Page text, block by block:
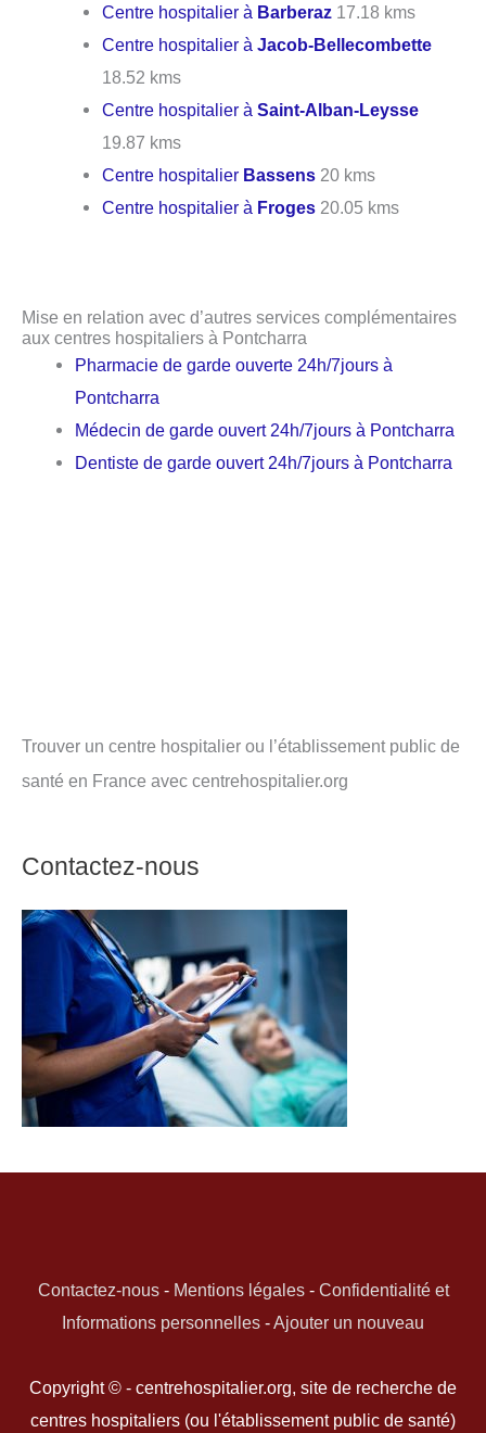
Centre hospitalier à Barberaz 17.18 kms
Centre hospitalier àJacob-Bellecombette
18.52 kms
Centre hospitalier àSaint-Alban-Leysse
19.87 kms
Centre hospitalier Bassens 20 kms
Centre hospitalier à Froges 20.05 kms
Mise en relation avec d’autres services complémentaires
aux centres hospitaliers à Pontcharra
Pharmacie de garde ouverte 24h/7jours à
Pontcharra
Médecin de garde ouvert 24h/7jours à Pontcharra
Dentiste de garde ouvert 24h/7jours à Pontcharra
Trouver un centre hospitalier ou l’établissement public de
santé en France avec centrehospitalier.org
Contactez-nous
Contactez-nous- Mentions légales- Confidentialité et
Informations personnelles - Ajouter un nouveau
Copyright © - centrehospitalier.org, site de recherche de
centres hospitaliers (ou l'établissement public de santé)